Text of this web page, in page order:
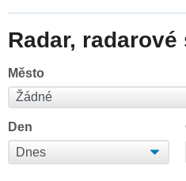
Radar,
Město
Den